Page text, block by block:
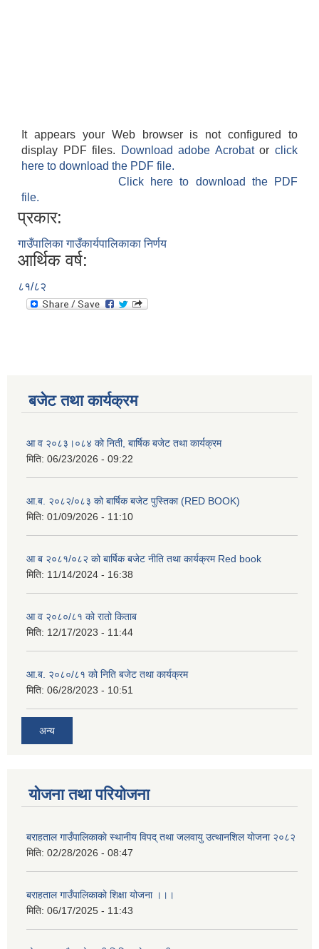
It appears your Web browser is not configured to
display PDF files.
Download adobe Acrobatorclick
here to download the PDF file.
Click here to download the PDF
file.
प्रकार:
गाउँपालिका गाउँकार्यपालिकाका निर्णय
आर्थिक वर्ष:
८१/८२
बजेट तथा कार्यक्रम
आ व २०८३।०८४ को निती, बार्षिक बजेट तथा कार्यक्रम
मिति: 06/23/2026 - 09:22
आ.ब. २०८२/०८३ को बार्षिक बजेट पुस्तिका (RED BOOK)
मिति: 01/09/2026 - 11:10
आ ब २०८१/०८२ को बार्षिक बजेट नीति तथा कार्यक्रम Red book
मिति: 11/14/2024 - 16:38
आ व २०८०/८१ को रातो किताब
मिति: 12/17/2023 - 11:44
आ.ब. २०८०/८१ को निति बजेट तथा कार्यक्रम
मिति: 06/28/2023 - 10:51
अन्य
योजना तथा परियोजना
बराहताल गाउँपालिकाकाे स्थानीय विपद् तथा जलवायु उत्थानशिल याेजना २०८२
मिति: 02/28/2026 - 08:47
बराहताल गाउँपालिकाको शिक्षा योजना ।।।
मिति: 06/17/2025 - 11:43